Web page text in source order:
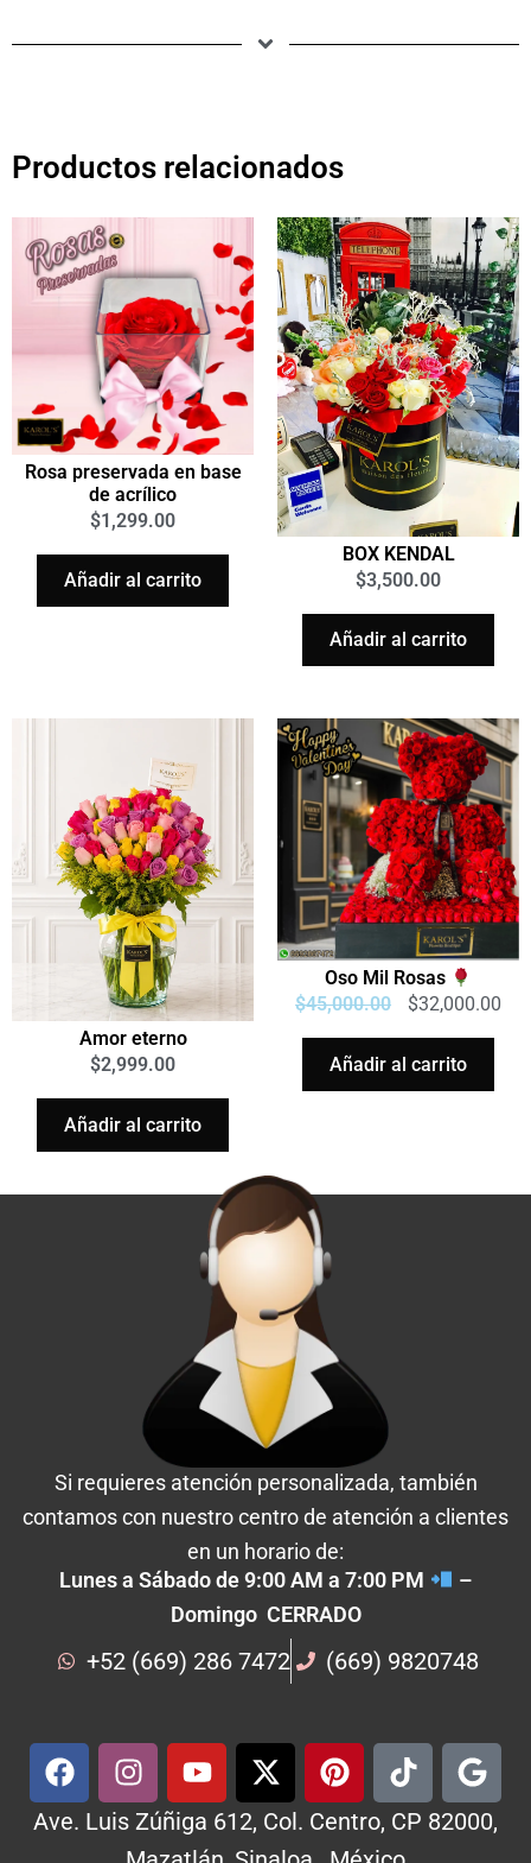
Productos relacionados
Rosa preservada en base
de acrílico
$1,299.00
Añadir al carrito
BOX KENDAL
$3,500.00
Añadir al carrito
Amor eterno
$2,999.00
Añadir al carrito
Oso Mil Rosas
$45,000.00 $32,000.00
Añadir al carrito
Si requieres atención personalizada, también
contamos con nuestro centro de atención a clientes
en un horario de:
Lunes a Sábado de 9:00 AM a 7:00 PM
–
Domingo CERRADO
+52 (669) 286 7472 (669) 9820748
Ave. Luis Zúñiga 612, Col. Centro, CP 82000,